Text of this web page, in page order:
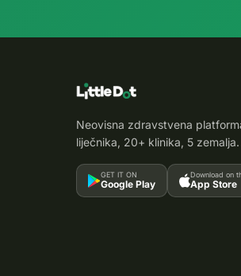
Neovisna zdravstvena
liječnika, 20+ klinika, 5 zemalja.
GET IT ON
Google Play
Download on
App Store